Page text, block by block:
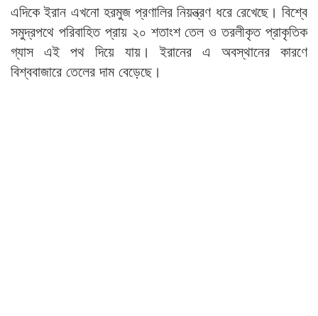
এদিকে ইরান এখনো হরমুজ প্রণালির নিয়ন্ত্রণ ধরে রেখেছে। বিশ্বে
সমুদ্রপথে পরিবাহিত প্রায় ২০ শতাংশ তেল ও তরলীকৃত প্রাকৃতিক
গ্যাস এই পথ দিয়ে যায়। ইরানের এ অবস্থানের কারণে
বিশ্ববাজারে তেলের দাম বেড়েছে।